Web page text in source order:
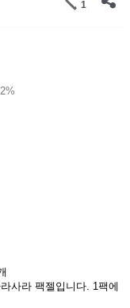
1
사라 팩젤입니다. 1팩에